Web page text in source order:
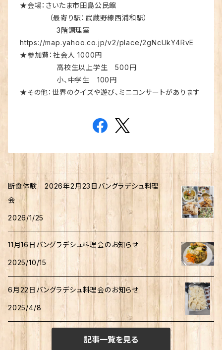
★会場：さいたま市田島公民館
（最寄り駅：武蔵野線西浦和駅）
3階調理室
https://map.yahoo.co.jp/v2/place/2gNcUkY4RvE
★参加費：社会人 1000円
高校生以上学生 500円
小、中学生 100円
★その他：世界のクイズや遊び、ミニコンサートがあります
断食体験 2026年2月23日バングラデシュ料理
会
2026/1/25
11月16日バングラデシュ料理会のお知らせ
2025/10/15
6月22日バングラデシュ料理会のお知らせ
2025/4/8
記事一覧を見る